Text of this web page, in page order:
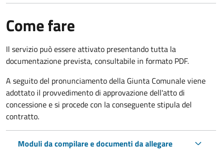
Come fare
Il servizio può essere attivato presentando tutta la
documentazione prevista, consultabile in formato PDF.
A seguito del pronunciamento della Giunta Comunale viene
adottato il provvedimento di approvazione dell'atto di
concessione e si procede con la conseguente stipula del
contratto.
Moduli da compilare e documenti da allegare